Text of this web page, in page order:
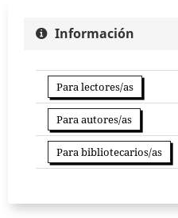
Información
Para lectores/as
Para autores/as
Para bibliotecarios/as